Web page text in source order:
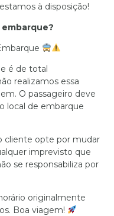
à disposição!
é de total
realizamos essa
O passageiro deve
local de embarque
cliente opte por mudar
imprevisto que
se responsabiliza por
originalmente
Boa viagem!